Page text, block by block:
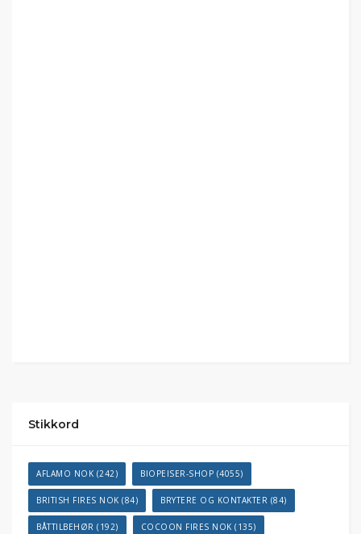
Stikkord
AFLAMO NOK (242) BIOPEISER-SHOP (4055)
BRITISH FIRES NOK (84) BRYTERE OG KONTAKTER (84)
BÅTTILBEHØR (192) COCOON FIRES NOK (135)